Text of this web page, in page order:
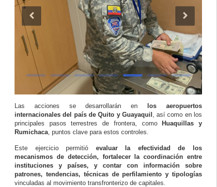
Las acciones se desarrollarán en
los aeropuertos
internacionales del país de Quito y Guayaquil , así como en los
principales pasos terrestres de frontera, como
Huaquillas y
Rumichaca, puntos clave para estos controles.
Este ejercicio permitió evaluar la efectividad de los
mecanismos de detección, fortalecer la coordinación entre
instituciones y países, y contar con información sobre
patrones, tendencias, técnicas de perfilamiento y tipologías
vinculadas al movimiento transfronterizo de capitales.